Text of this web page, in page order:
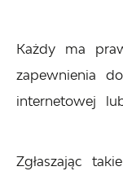
Każdy ma
zapewnienia
internetowej
Zgłaszając